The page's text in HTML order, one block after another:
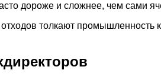
дороже и сложнее, чем сами
толкают